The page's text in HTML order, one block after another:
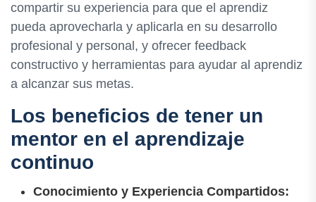
compartir su experiencia para que el aprendiz
pueda aprovecharla y aplicarla en su desarrollo
profesional y personal, y ofrecer feedback
constructivo y herramientas para ayudar al aprendiz
a alcanzar sus metas.
Los beneficios de tener un
mentor en el aprendizaje
continuo
Conocimiento y Experiencia Compartidos: